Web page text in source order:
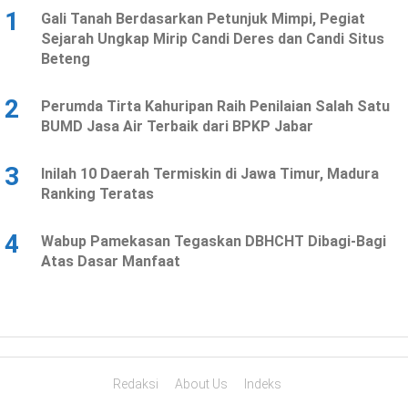
1
Gali Tanah Berdasarkan Petunjuk Mimpi, Pegiat
Sejarah Ungkap Mirip Candi Deres dan Candi Situs
Beteng
2
Perumda Tirta Kahuripan Raih Penilaian Salah Satu
BUMD Jasa Air Terbaik dari BPKP Jabar
3
Inilah 10 Daerah Termiskin di Jawa Timur, Madura
Ranking Teratas
4
Wabup Pamekasan Tegaskan DBHCHT Dibagi-Bagi
Atas Dasar Manfaat
Redaksi About Us Indeks